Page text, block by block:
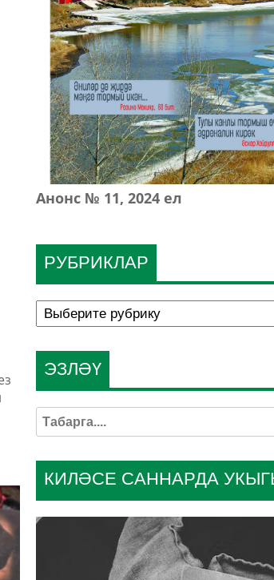
РУБРИКЛАР
Анонс № 11, 2024 ел
КИЛӘСЕ САННАРДА
ЭЗЛӘҮ